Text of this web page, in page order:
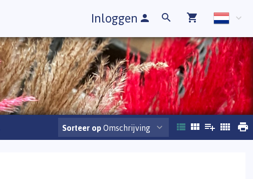
Inloggen
Sorteer op Omschrijving